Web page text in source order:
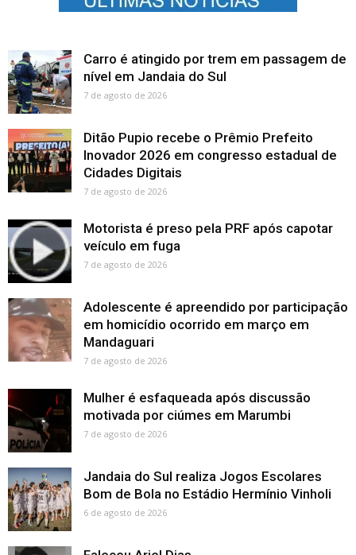
Carro é atingido por trem em passagem de
nível em Jandaia do Sul
7 de agosto de 2026
Ditão Pupio recebe o Prêmio Prefeito
Inovador 2026 em congresso estadual de
Cidades Digitais
7 de agosto de 2026
Motorista é preso pela PRF após capotar
veículo em fuga
7 de agosto de 2026
Adolescente é apreendido por participação
em homicídio ocorrido em março em
Mandaguari
7 de agosto de 2026
Mulher é esfaqueada após discussão
motivada por ciúmes em Marumbi
7 de agosto de 2026
Jandaia do Sul realiza Jogos Escolares
Bom de Bola no Estádio Hermínio Vinholi
6 de agosto de 2026